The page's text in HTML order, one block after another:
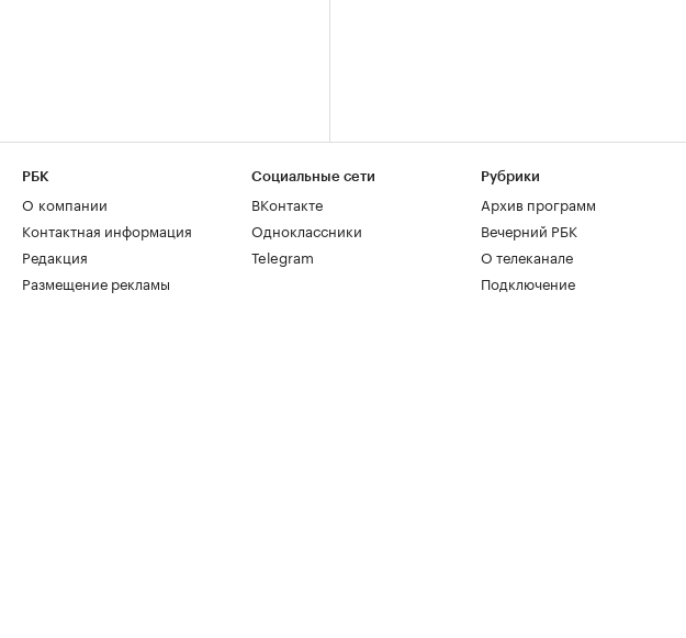
РБК
О компании
Контактная информация
Редакция
Размещение рекламы
Социальные сети
ВКонтакте
Одноклассники
Telegram
Рубрики
Архив программ
Вечерний РБК
О телеканале
Подключение